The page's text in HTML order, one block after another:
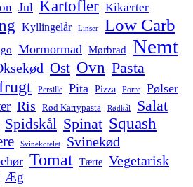
Jul Kartofler Kikærter
Kyllingelår Linser Low Carb
Mormormad Mørbrad Nemt
Ost Ovn Pasta
Persille Pita Pizza Porre Pølser
Ris Rød Karrypasta Rødkål Salat
Spidskål Spinat Squash
Svinekotelet Svinekød
Tomat Tærte Vegetarisk
Æg